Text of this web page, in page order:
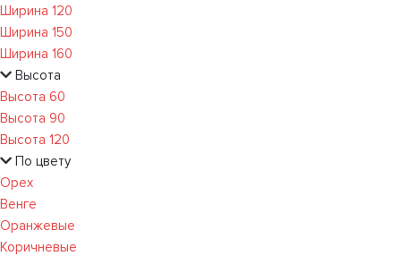
Ширина 120
Ширина 150
Ширина 160
Высота
Высота 60
Высота 90
Высота 120
По цвету
Орех
Венге
Оранжевые
Коричневые